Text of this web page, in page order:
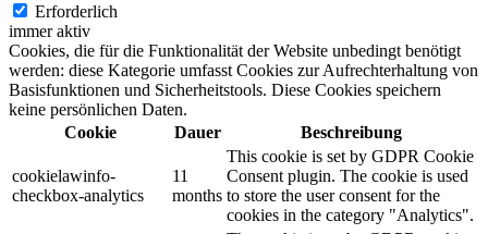
Erforderlich
immer aktiv
Cookies, die für die Funktionalität der Website unbedingt benötigt
werden: diese Kategorie umfasst Cookies zur Aufrechterhaltung von
Basisfunktionen und Sicherheitstools. Diese Cookies speichern
keine persönlichen Daten.
Cookie
Dauer Beschreibung
cookielawinfo-
checkbox-analytics
11
months
This cookie is set by GDPR Cookie
Consent plugin. The cookie is used
to store the user consent for the
cookies in the category "Analytics".